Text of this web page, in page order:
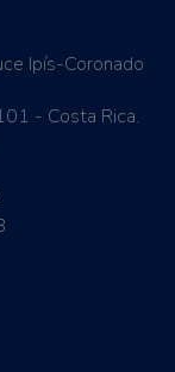
Ipís-Coronado
- Costa Rica.